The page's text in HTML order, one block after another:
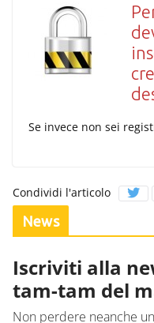
Se invece non sei
Condividi l'articolo
News
Iscriviti alla
tam-tam del
Non perdere neanche